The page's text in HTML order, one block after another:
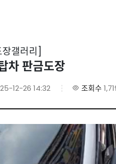
갤러리]
차 판금도장
25-12-26 14:32 조회수